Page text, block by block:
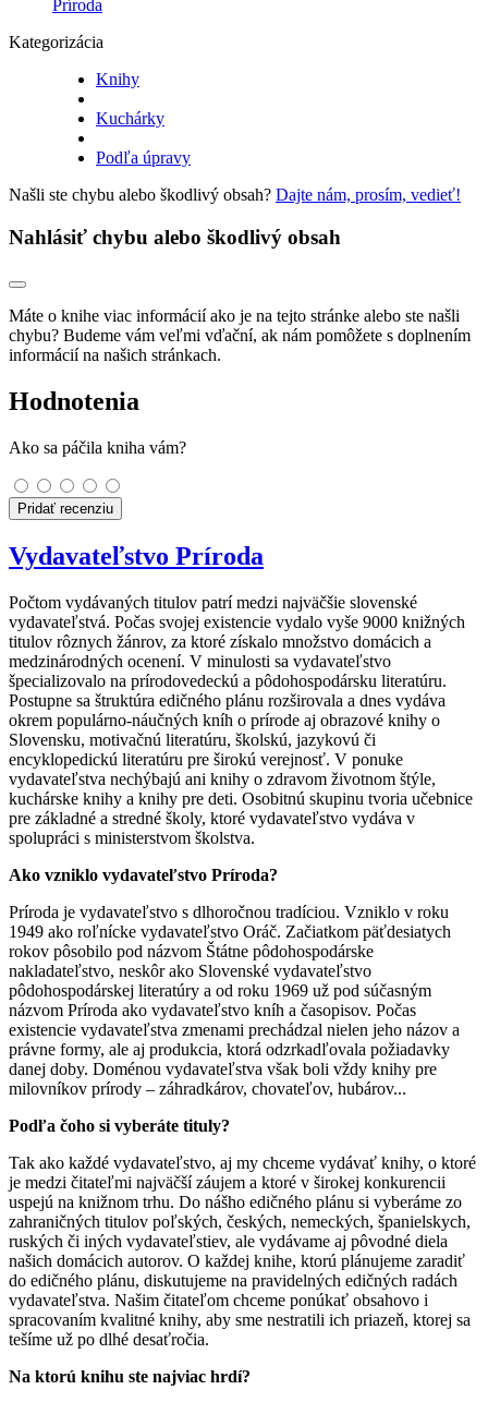
Príroda
Kategorizácia
Knihy
Kuchárky
Podľa úpravy
Našli ste chybu alebo škodlivý obsah? Dajte nám, prosím, vedieť!
Nahlásiť chybu alebo škodlivý obsah
Máte o knihe viac informácií ako je na tejto stránke alebo ste našli
chybu? Budeme vám veľmi vďační, ak nám pomôžete s doplnením
informácií na našich stránkach.
Hodnotenia
Ako sa páčila kniha vám?
Pridať recenziu
Vydavateľstvo Príroda
Počtom vydávaných titulov patrí medzi najväčšie slovenské
vydavateľstvá. Počas svojej existencie vydalo vyše 9000 knižných
titulov rôznych žánrov, za ktoré získalo množstvo domácich a
medzinárodných ocenení. V minulosti sa vydavateľstvo
špecializovalo na prírodovedeckú a pôdohospodársku literatúru.
Postupne sa štruktúra edičného plánu rozširovala a dnes vydáva
okrem populárno-náučných kníh o prírode aj obrazové knihy o
Slovensku, motivačnú literatúru, školskú, jazykovú či
encyklopedickú literatúru pre širokú verejnosť. V ponuke
vydavateľstva nechýbajú ani knihy o zdravom životnom štýle,
kuchárske knihy a knihy pre deti. Osobitnú skupinu tvoria učebnice
pre základné a stredné školy, ktoré vydavateľstvo vydáva v
spolupráci s ministerstvom školstva.
Ako vzniklo vydavateľstvo Príroda?
Príroda je vydavateľstvo s dlhoročnou tradíciou. Vzniklo v roku
1949 ako roľnícke vydavateľstvo Oráč. Začiatkom päťdesiatych
rokov pôsobilo pod názvom Štátne pôdohospodárske
nakladateľstvo, neskôr ako Slovenské vydavateľstvo
pôdohospodárskej literatúry a od roku 1969 už pod súčasným
názvom Príroda ako vydavateľstvo kníh a časopisov. Počas
existencie vydavateľstva zmenami prechádzal nielen jeho názov a
právne formy, ale aj produkcia, ktorá odzrkadľovala požiadavky
danej doby. Doménou vydavateľstva však boli vždy knihy pre
milovníkov prírody – záhradkárov, chovateľov, hubárov...
Podľa čoho si vyberáte tituly?
Tak ako každé vydavateľstvo, aj my chceme vydávať knihy, o ktoré
je medzi čitateľmi najväčší záujem a ktoré v širokej konkurencii
uspejú na knižnom trhu. Do nášho edičného plánu si vyberáme zo
zahraničných titulov poľských, českých, nemeckých, španielskych,
ruských či iných vydavateľstiev, ale vydávame aj pôvodné diela
našich domácich autorov. O každej knihe, ktorú plánujeme zaradiť
do edičného plánu, diskutujeme na pravidelných edičných radách
vydavateľstva. Našim čitateľom chceme ponúkať obsahovo i
spracovaním kvalitné knihy, aby sme nestratili ich priazeň, ktorej sa
tešíme už po dlhé desaťročia.
Na ktorú knihu ste najviac hrdí?